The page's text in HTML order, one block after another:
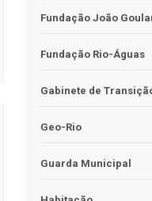
Fundação João
Fundação Rio-Águas
Gabinete de
Geo-Rio
Guarda Municipal